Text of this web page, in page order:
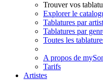
Trouver vos
Explorer le
Tablatures par
Tablatures par
Toutes les
A propos de
Tarifs
Artistes